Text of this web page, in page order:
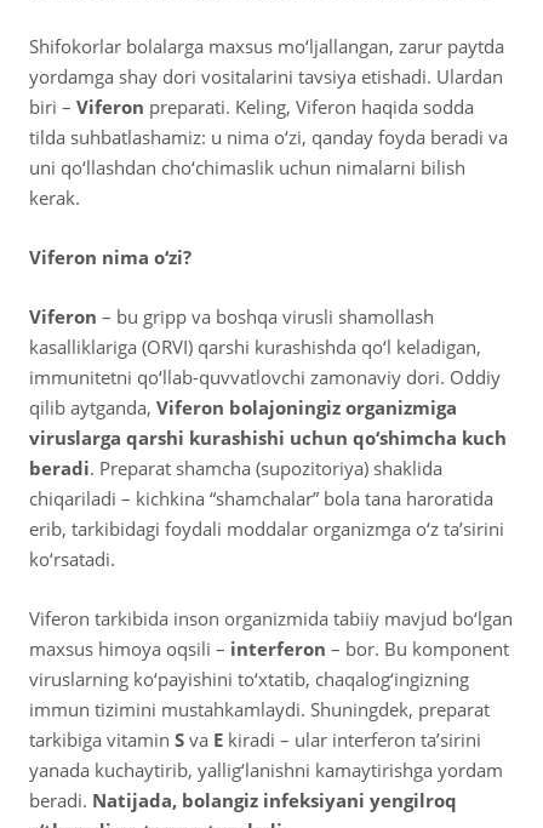
Shifokorlar bolalarga maxsus mo‘ljallangan, zarur paytda
yordamga shay dori vositalarini tavsiya etishadi. Ulardan
biri – Viferon preparati. Keling, Viferon haqida sodda
tilda suhbatlashamiz: u nima o‘zi, qanday foyda beradi va
uni qo‘llashdan cho‘chimaslik uchun nimalarni bilish
kerak.
Viferon nima o‘zi?
Viferon – bu gripp va boshqa virusli shamollash
kasalliklariga (ORVI) qarshi kurashishda qo‘l keladigan,
immunitetni qo‘llab-quvvatlovchi zamonaviy dori. Oddiy
qilib aytganda, Viferon bolajoningiz organizmiga
viruslarga qarshi kurashishi uchun qo‘shimcha kuch
beradi. Preparat shamcha (supozitoriya) shaklida
chiqariladi – kichkina “shamchalar” bola tana haroratida
erib, tarkibidagi foydali moddalar organizmga o‘z ta’sirini
ko‘rsatadi.
Viferon tarkibida inson organizmida tabiiy mavjud bo‘lgan
maxsus himoya oqsili – interferon – bor. Bu komponent
viruslarning ko‘payishini to‘xtatib, chaqalog‘ingizning
immun tizimini mustahkamlaydi. Shuningdek, preparat
tarkibiga vitamin S va E kiradi – ular interferon ta’sirini
yanada kuchaytirib, yallig‘lanishni kamaytirishga yordam
beradi. Natijada, bolangiz infeksiyani yengilroq